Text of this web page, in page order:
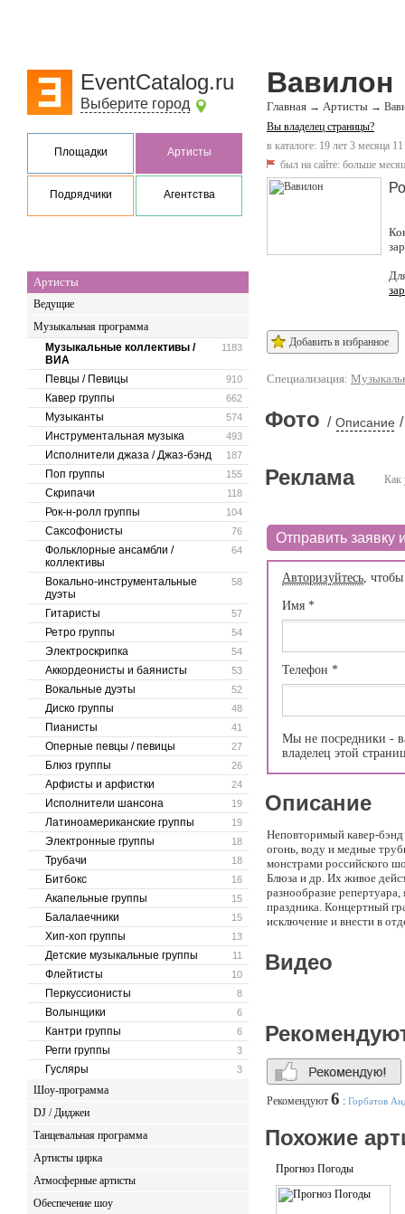
EventCatalog.ru
Выберите город
Площадки Артисты
Подрядчики Агентства
Артисты
Ведущие
Музыкальная программа
1183
Музыкальные коллективы /
ВИА
910
Певцы / Певицы
662
Кавер группы
574
Музыканты
493
Инструментальная музыка
187
Исполнители джаза / Джаз-бэнд
155
Поп группы
118
Скрипачи
104
Рок-н-ролл группы
76
Саксофонисты
64
Фольклорные ансамбли /
коллективы
58
Вокально-инструментальные
дуэты
57
Гитаристы
54
Ретро группы
54
Электроскрипка
53
Аккордеонисты и баянисты
52
Вокальные дуэты
48
Диско группы
41
Пианисты
27
Оперные певцы / певицы
26
Блюз группы
24
Арфисты и арфистки
19
Исполнители шансона
19
Латиноамериканские группы
18
Электронные группы
18
Трубачи
16
Битбокс
15
Акапельные группы
15
Балалаечники
13
Хип-хоп группы
11
Детские музыкальные группы
10
Флейтисты
8
Перкуссионисты
6
Волынщики
6
Кантри группы
3
Регги группы
3
Гусляры
Шоу-программа
DJ / Диджеи
Танцевальная программа
Артисты цирка
Атмосферные артисты
Обеспечение шоу
Вавилон
Главная → Артисты →
Вы владелец страницы?
в каталоге: 19 лет 3 месяца
был на сайте: больше
Добавить в избранное
Специализация:
Фото / Описание /
Как
Реклама
Отправить заявку
Авторизуйтесь,
Имя *
Телефон *
Мы не посредники -
владелец этой
Описание
Неповторимый кавер-
огонь, воду и медные
монстрами российского
Блюза и др. Их живое
разнообразие
праздника. Концертный
исключение и внести в
Видео
Рекомендуют 6 : Горбатов
Похожие
Прогноз Погоды